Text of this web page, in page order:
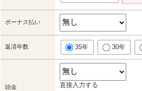
ボーナス払い
返済年数 35年 30年
頭金 直接入力する